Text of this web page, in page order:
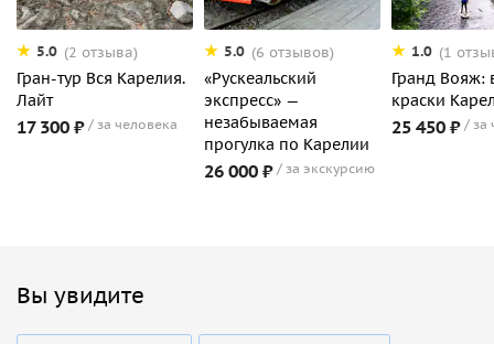
5.0 (2 отзыва)
Гран-тур Вся Карелия.
Лайт
17 300 ₽ за человека
5.0 (6 отзывов)
«Рускеальский
экспресс» —
незабываемая
прогулка по Карелии
26 000 ₽ за экскурсию
1.0 (1
Гранд Вояж:
краски
25 450 ₽ за
Вы увидите